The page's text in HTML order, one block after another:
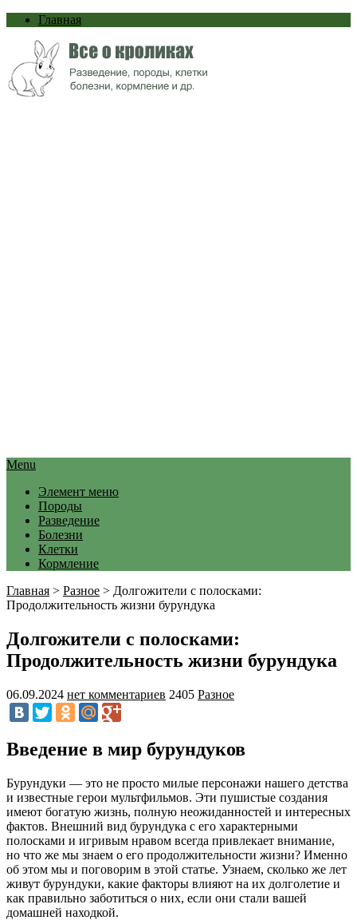
Главная
Menu
Элемент меню
Породы
Разведение
Болезни
Клетки
Кормление
Главная > Разное > Долгожители с полосками:
Продолжительность жизни бурундука
Долгожители с полосками:
Продолжительность жизни бурундука
06.09.2024 нет комментариев 2405 Разное
Введение в мир бурундуков
Бурундуки — это не просто милые персонажи нашего детства
и известные герои мультфильмов. Эти пушистые создания
имеют богатую жизнь, полную неожиданностей и интересных
фактов. Внешний вид бурундука с его характерными
полосками и игривым нравом всегда привлекает внимание,
но что же мы знаем о его продолжительности жизни? Именно
об этом мы и поговорим в этой статье. Узнаем, сколько же лет
живут бурундуки, какие факторы влияют на их долголетие и
как правильно заботиться о них, если они стали вашей
домашней находкой.